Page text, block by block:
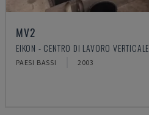
MV2
EIKON - CENTRO DI LAVORO VERTICALE
PAESI BASSI 2003